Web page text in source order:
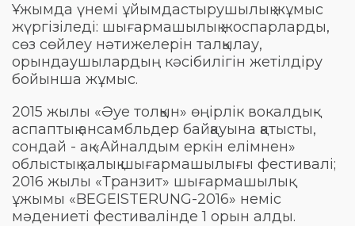
Ұжымда үнемі ұйымдастырушылық жұмыс
жүргізіледі: шығармашылық жоспарларды,
сөз сөйлеу нәтижелерін талқылау,
орындаушылардың кәсібилігін жетілдіру
бойынша жұмыс.
2015 жылы «Әуе толқын» өңірлік вокалдық-
аспаптық ансамбльдер байқауына қатысты,
сондай - ақ «Айналдым еркін елімнен»
облыстық халық шығармашылығы фестивалі;
2016 жылы «Транзит» шығармашылық
ұжымы «BEGEISTERUNG-2016» неміс
мәдениеті фестивалінде 1 орын алды.